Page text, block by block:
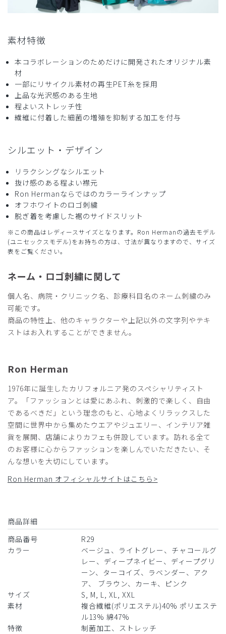
とても薄い 厚い
商品：R29レディース:Ron Herman スクラブトップス/
チャコールグレー/S
2026-04-29
年齢:40代 身長: 151-155cm
サイズ感小さめ
ストレッチ感 よく伸びる
厚さ とても薄い
生地が厚い印象ですが、着心地がいいです。パンツもライン
が綺麗に出て、上衣も体のラインをひろわないので、オシャ
商品：R29レディース:Ron Herman スクラブトップス/
ブラウン/M
役に立った 0
ご購入者様
2025-12-21
と褒められます。
商品：R29レディース:Ron Herman スクラブトップス/
チャコールグレー/L
役に立った 0
年齢:40代
着た瞬間から、大変着心地が良かったです！
商品：
R29レディース:Ron Herman スクラブトップス/
ディープネイビー/M
​2 ​3 ​4
素材特徴
本コラボレーションのためだけに開発されたオリジナル素
材
一部にリサイクル素材の再生PET糸を採用
上品な光沢感のある生地
程よいストレッチ性
繊維に付着した細菌の増殖を抑制する加工を付与
シルエット・デザイン
リラクシングなシルエット
抜け感のある程よい襟元
Ron Hermanならではのカラーラインナップ
オフホワイトのロゴ刺繍
脱ぎ着を考慮した裾のサイドスリット
※この商品はレディースサイズとなります。Ron Hermanの過去モデル
(ユニセックスモデル)をお持ちの方は、寸法が異なりますので、サイズ
表をご覧ください。
ネーム・ロゴ刺繍に関して
個人名、病院・クリニック名、診療科目名のネーム刺繍のみ
可能です。
商品の特性上、他のキャラクターや上記以外の文字列やテキ
ストはお入れすることができません。
Ron Herman
1976年に誕生したカリフォルニア発のスペシャリティスト
ア。「ファッションとは愛にあふれ、刺激的で楽しく、自由
であるべきだ」という理念のもと、心地よくリラックスした
空間に世界中から集めたウエアやジュエリー、インテリア雑
貨を展開、店舗によりカフェも併設しています。訪れる全て
のお客様に心からファッションを楽しんでいただきたい、そ
んな想いを大切にしています。
Ron Herman オフィシャルサイトはこちら>
商品詳細
商品番号
R29
カラー
ベージュ、ライトグレー、チャコールグ
レー、ディープネイビー、ディープグリ
ーン、ターコイズ、ラベンダー、アク
ア、 ブラウン、カーキ、ピンク
サイズ
S, M, L, XL, XXL
素材
複合繊維(ポリエステル)40% ポリエステ
ル13% 綿47%
特徴
制菌加工、ストレッチ